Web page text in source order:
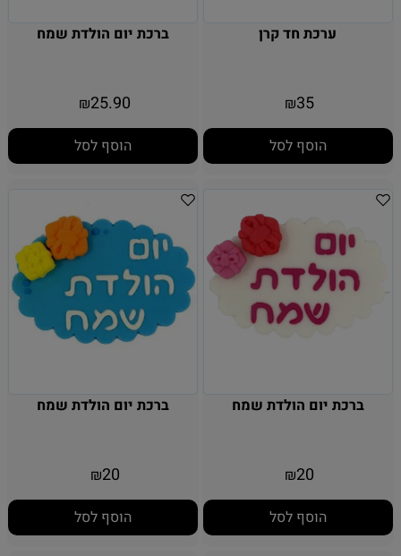
ערכת חד קרן
₪35
הוסף לסל
ברכת יום הולדת שמח
₪25.90
הוסף לסל
ברכת יום הולדת שמח
₪20
הוסף לסל
ברכת יום הולדת שמח
₪20
הוסף לסל